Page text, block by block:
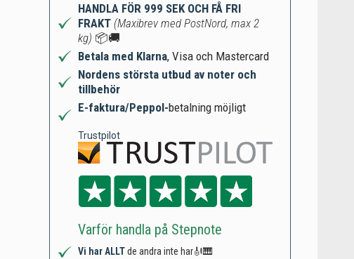
HANDLA FÖR 999 SEK OCH FÅ FRI
FRAKT (Maxibrev med PostNord, max 2
kg) 📦🚚
Betala med Klarna, Visa och Mastercard
Nordens största utbud av noter och
tillbehör
E-faktura/Peppol-betalning möjligt
Trustpilot
Varför handla på Stepnote
Vi har ALLTde andra inte har🎻🎹